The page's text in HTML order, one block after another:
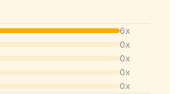
6x
0x
0x
0x
0x